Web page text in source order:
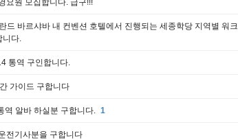
요원 모집합니다. 급구!!!
드 바르샤바 내 컨벤션 호텔에서 진행되는 세종학당 지역별 워크
니다.
통역 구인합니다.
가이드 구합니다
역 알바 하실분 구합니다. 1
전기사분을 구합니다